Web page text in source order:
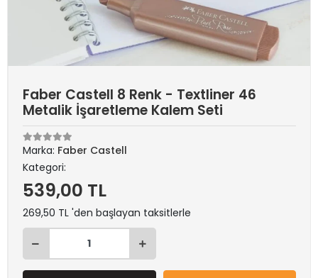
Faber Castell 8 Renk - Textliner 46
Metalik İşaretleme Kalem Seti
Marka: Faber Castell
Kategori:
539,00 TL
269,50 TL 'den başlayan taksitlerle